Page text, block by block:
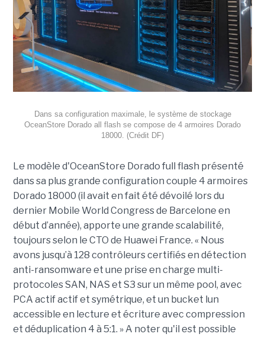
Dans sa configuration maximale, le système de stockage
OceanStore Dorado all flash se compose de 4 armoires Dorado
18000. (Crédit DF)
Le modèle d'OceanStore Dorado full flash présenté
dans sa plus grande configuration couple 4 armoires
Dorado 18000 (il avait en fait été dévoilé lors du
dernier Mobile World Congress de Barcelone en
début d’année), apporte une grande scalabilité,
toujours selon le CTO de Huawei France. « Nous
avons jusqu’à 128 contrôleurs certifiés en détection
anti-ransomware et une prise en charge multi-
protocoles SAN, NAS et S3 sur un même pool, avec
PCA actif actif et symétrique, et un bucket lun
accessible en lecture et écriture avec compression
et déduplication 4 à 5:1. » A noter qu'il est possible